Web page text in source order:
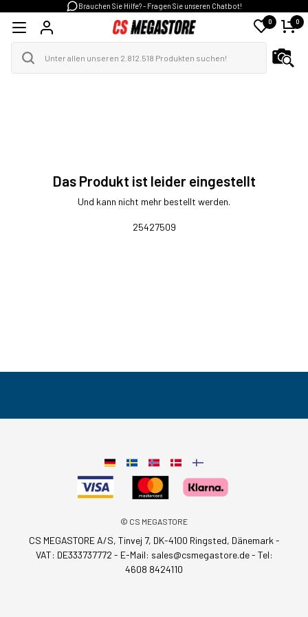
Brauchen Sie Hilfe? - Fragen Sie unseren Chatbot!
0 0
Das Produkt ist leider eingestellt
Und kann nicht mehr bestellt werden.
25427509
© CS MEGASTORE
CS MEGASTORE A/S, Tinvej 7, DK-4100 Ringsted, Dänemark -
VAT: DE333737772 - E-Mail: sales@csmegastore.de- Tel:
4608 8424110